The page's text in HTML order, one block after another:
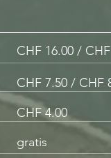
CHF 16.00 /
CHF 7.50 / CHF
CHF4.00
gratis